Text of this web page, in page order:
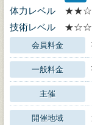
体力レベル
技術レベル
会員料金
一般料金
主催
開催地域